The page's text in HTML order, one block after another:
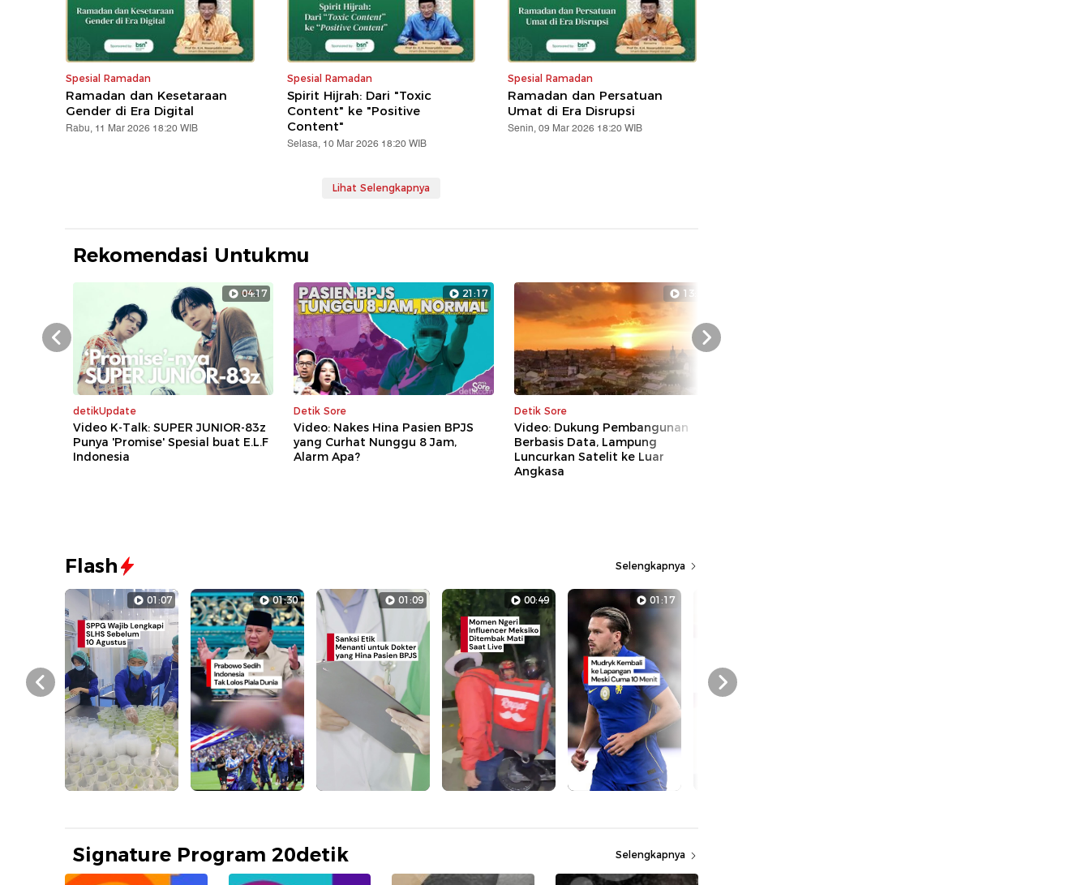
Spesial Ramadan
Ramadan dan Kesetaraan
Gender di Era Digital
Rabu, 11 Mar 2026 18:20 WIB
Spesial Ramadan
Spirit Hijrah: Dari "Toxic
Content" ke "Positive
Content"
Selasa, 10 Mar 2026 18:20 WIB
Spesial Ramadan
Ramadan dan Persatuan
Umat di Era Disrupsi
Senin, 09 Mar 2026 18:20 WIB
Lihat Selengkapnya
Rekomendasi Untukmu
04:17
detikUpdate
Video K-Talk: SUPER JUNIOR-83z
Punya 'Promise' Spesial buat E.L.F
Indonesia
21:17
Detik Sore
Video: Nakes Hina Pasien BPJS
yang Curhat Nunggu 8 Jam,
Alarm Apa?
13:28
Detik Sore
Video: Dukung Pembangunan
Berbasis Data, Lampung
Luncurkan Satelit ke Luar
Angkasa
Prev Next
Flash Selengkapnya
01:07 01:30 01:09 00:49 01:17
Prev Next
Signature Program 20detik Selengkapnya